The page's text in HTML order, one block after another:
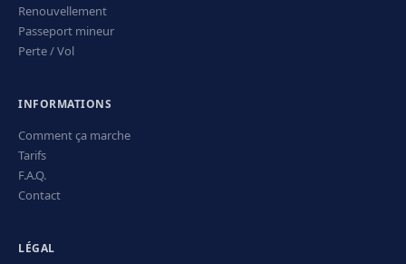
Renouvellement
Passeport mineur
Perte / Vol
INFORMATIONS
Comment ça marche
Tarifs
F.A.Q.
Contact
LÉGAL